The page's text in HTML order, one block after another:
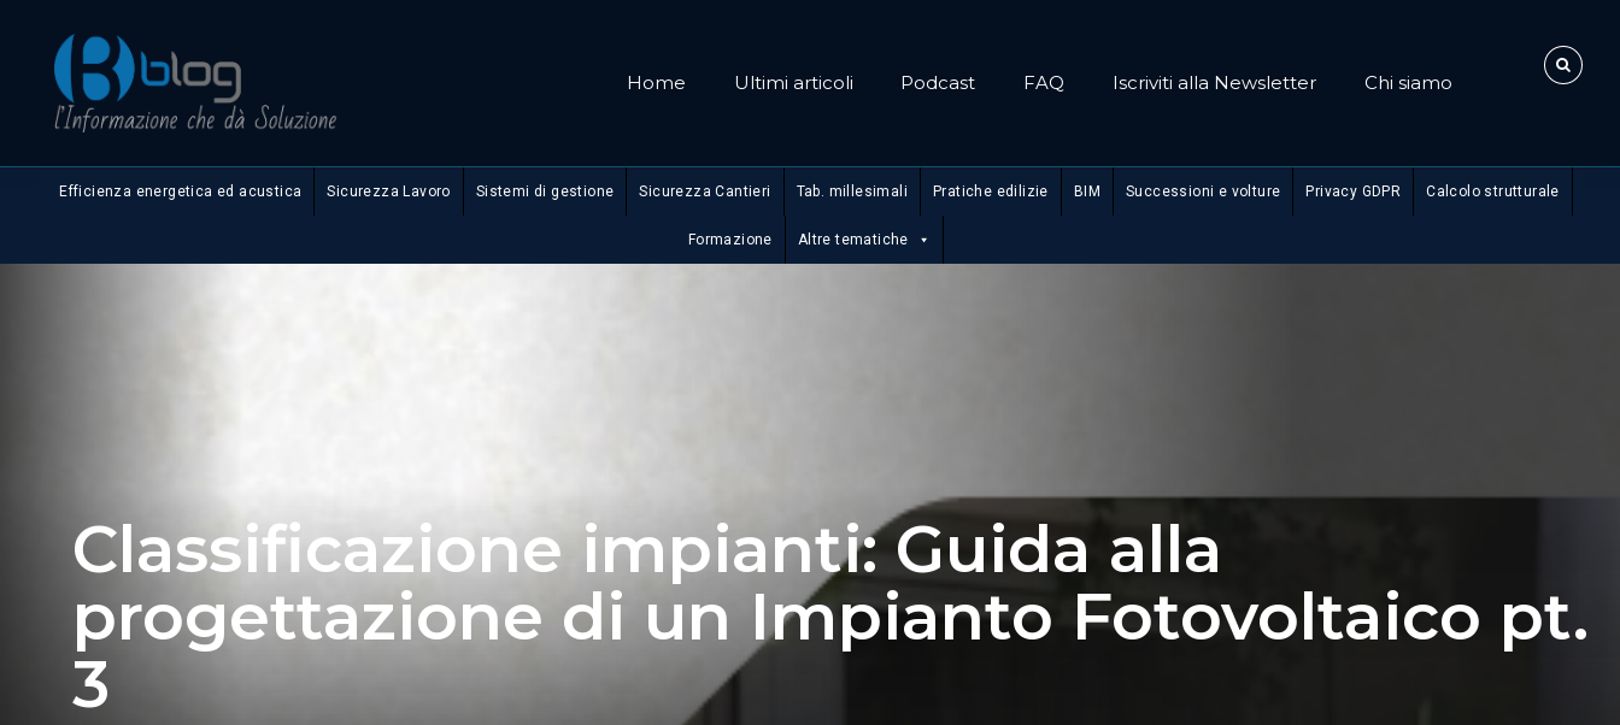
Home Ultimi articoli Podcast FAQ Iscriviti alla Newsletter Chi siamo
Efficienza energetica ed acustica Sicurezza Lavoro Sistemi di gestione Sicurezza Cantieri Tab. millesimali Pratiche edilizie BIM Successioni e volture Privacy GDPR Calcolo strutturale
Formazione Altre tematiche
Classificazione impianti: Guida alla
progettazione di un Impianto Fotovoltaico pt.
3